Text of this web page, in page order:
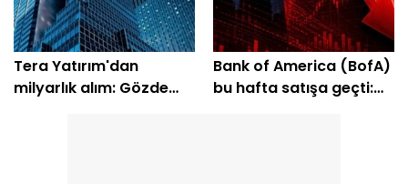
Tera Yatırım'dan
milyarlık alım: Gözde
Bank of America (BofA)
bu hafta satışa geçti: